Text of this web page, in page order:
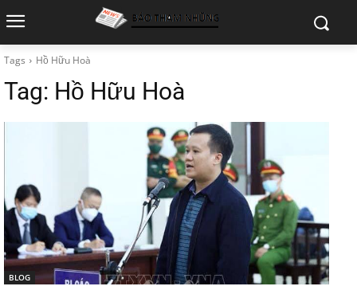
Tags Hồ Hữu Hoà
Tag: Hồ Hữu Hoà
BLOG